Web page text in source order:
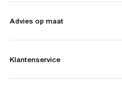
Advies op maat
Klantenservice